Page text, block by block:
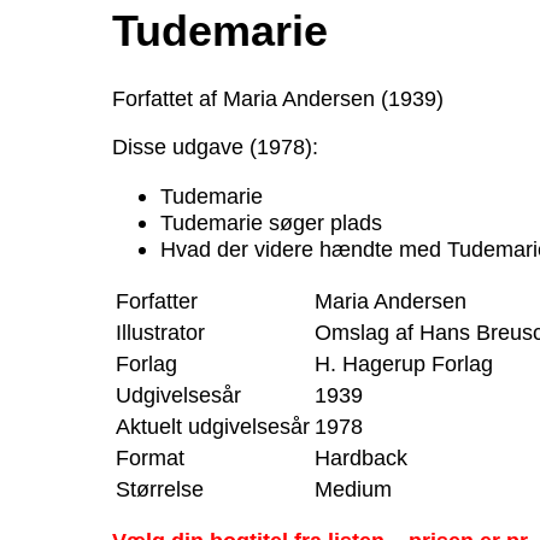
Tudemarie
Forfattet af Maria Andersen (1939)
Disse udgave (1978):
Tudemarie
Tudemarie søger plads
Hvad der videre hændte med
Forfatter
Maria Andersen
Illustrator
Omslag af Hans
Forlag
H. Hagerup Forlag
Udgivelsesår
1939
Aktuelt udgivelsesår 1978
Format
Hardback
Størrelse
Medium